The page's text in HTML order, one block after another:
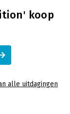
koop
alle uitdagingen